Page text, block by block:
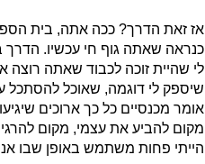
אז זאת הדרך? ככה אתה, בית
כנראה שאתה גוף חי עכשיו. הדרך
לי שהיית זוכה לכבוד שאתה רוצה
שיספק לי דוגמה, שאוכל להסתכל
אומר מכנסיים כל כך ארוכים
מקום להביע את עצמי, מקום
הייתי פחות משתמש באופן שבו